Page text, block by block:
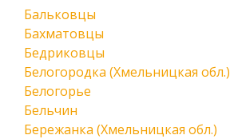
Бальковцы
Бахматовцы
Бедриковцы
Белогородка (Хмельницкая обл.)
Белогорье
Бельчин
Бережанка (Хмельницкая обл.)